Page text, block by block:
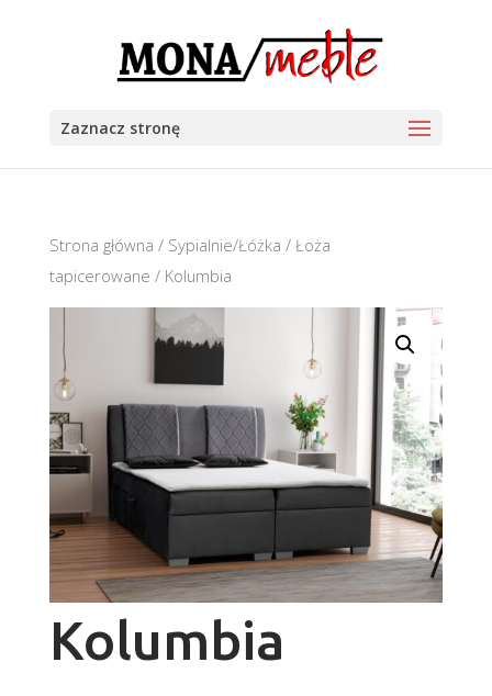
Zaznacz stronę
Strona główna / Sypialnie/Łóżka / Łoża
tapicerowane / Kolumbia
Kolumbia